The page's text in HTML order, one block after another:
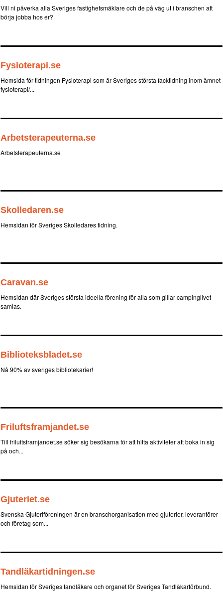
Vill ni påverka alla Sveriges fastighetsmäklare och de på väg ut i branschen att
börja jobba hos er?
Fysioterapi.se
Hemsida för tidningen Fysioterapi som är Sveriges största facktidning inom ämnet
fysioterapi/...
Arbetsterapeuterna.se
Arbetsterapeuterna.se
Skolledaren.se
Hemsidan för Sveriges Skolledares tidning.
Caravan.se
Hemsidan där Sveriges största ideella förening för alla som gillar campinglivet
samlas.
Biblioteksbladet.se
Nå 90% av sveriges bibliotekarier!
Friluftsframjandet.se
Till friluftsframjandet.se söker sig besökarna för att hitta aktiviteter att boka in sig
på och...
Gjuteriet.se
Svenska Gjuteriföreningen är en branschorganisation med gjuterier, leverantörer
och företag som...
Tandläkartidningen.se
Hemsidan för Sveriges tandläkare och organet för Sveriges Tandläkarförbund.